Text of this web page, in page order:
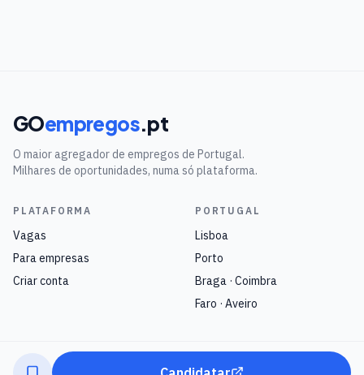
GOempregos.pt
O maior agregador de empregos de Portugal.
Milhares de oportunidades, numa só plataforma.
PLATAFORMA
Vagas
Para empresas
Criar conta
PORTUGAL
Lisboa
Porto
Braga · Coimbra
Faro · Aveiro